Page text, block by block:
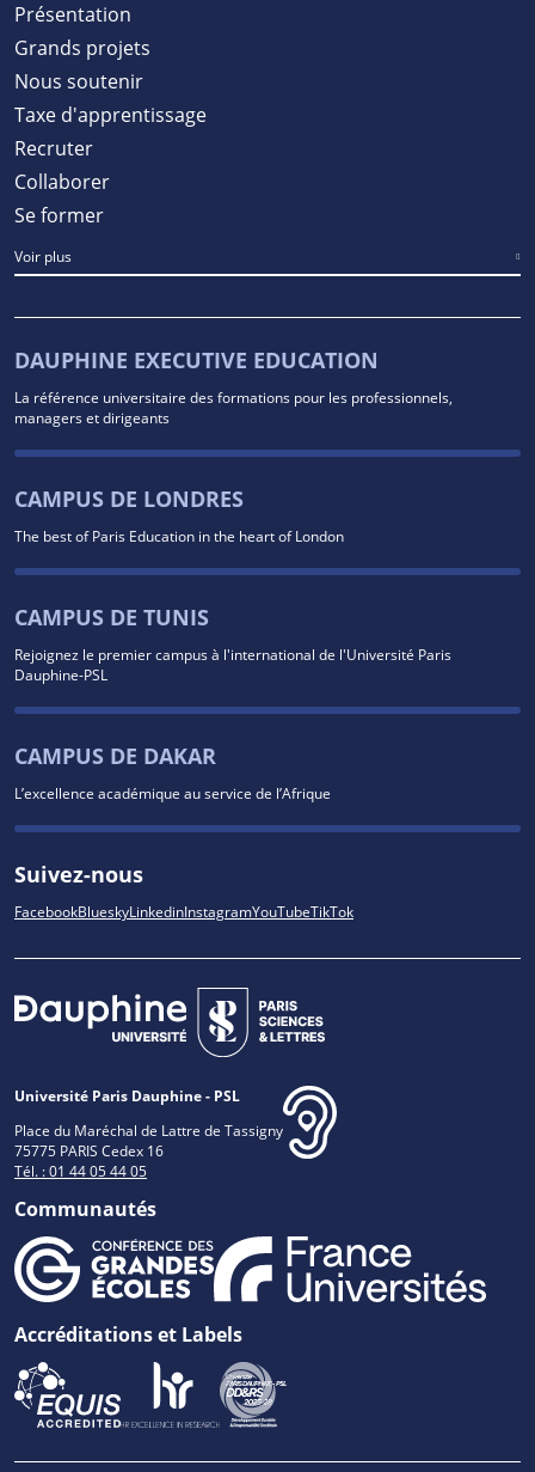
Présentation
Grands projets
Nous soutenir
Taxe d'apprentissage
Recruter
Collaborer
Se former
Voir plus
DAUPHINE EXECUTIVE EDUCATION
La référence universitaire des formations pour les professionnels,
managers et dirigeants
CAMPUS DE LONDRES
The best of Paris Education in the heart of London
CAMPUS DE TUNIS
Rejoignez le premier campus à l'international de l'Université Paris
Dauphine-PSL
CAMPUS DE DAKAR
L’excellence académique au service de l’Afrique
Suivez-nous
FacebookBlueskyLinkedinInstagramYouTubeTikTok
Université Paris Dauphine - PSL
Place du Maréchal de Lattre de Tassigny
75775 PARIS Cedex 16
Tél. : 01 44 05 44 05
Communautés
Accréditations et Labels